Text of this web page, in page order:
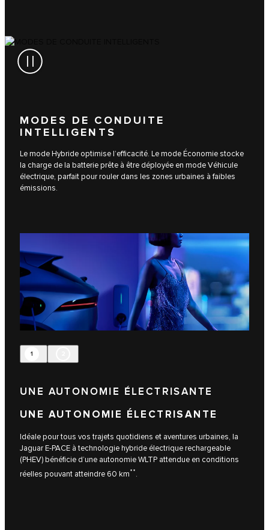
MODES DE CONDUITE
INTELLIGENTS
Le mode Hybride optimise l’efficacité. Le mode Économie stocke
la charge de la batterie prête à être déployée en mode Véhicule
électrique, parfait pour rouler dans les zones urbaines à faibles
émissions.
1
UNE AUTONOMIE ÉLECTRISANTE
UNE AUTONOMIE ÉLECTRISANTE
Idéale pour tous vos trajets quotidiens et aventures urbaines, la
Jaguar E-PACE à technologie hybride électrique rechargeable
(PHEV) bénéficie d’une autonomie WLTP attendue en conditions
réelles pouvant atteindre 60 km**.